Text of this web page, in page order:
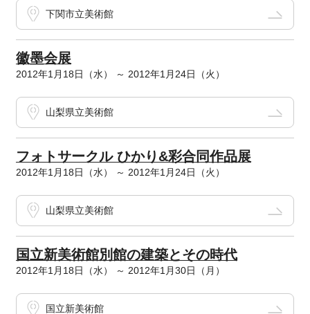
下関市立美術館
徽墨会展
2012年1月18日（水） ～ 2012年1月24日（火）
山梨県立美術館
フォトサークル ひかり&彩合同作品展
2012年1月18日（水） ～ 2012年1月24日（火）
山梨県立美術館
国立新美術館別館の建築とその時代
2012年1月18日（水） ～ 2012年1月30日（月）
国立新美術館